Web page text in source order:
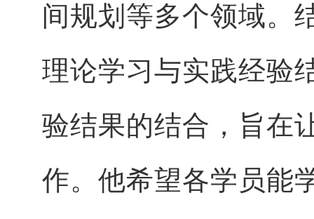
间规划等多个领域。
理论学习与实践经验
验结果的结合，旨在
作。他希望各学员能